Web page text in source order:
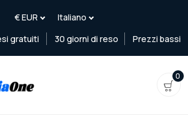
gratuiti 30 giorni di reso Prezzi bassi
0